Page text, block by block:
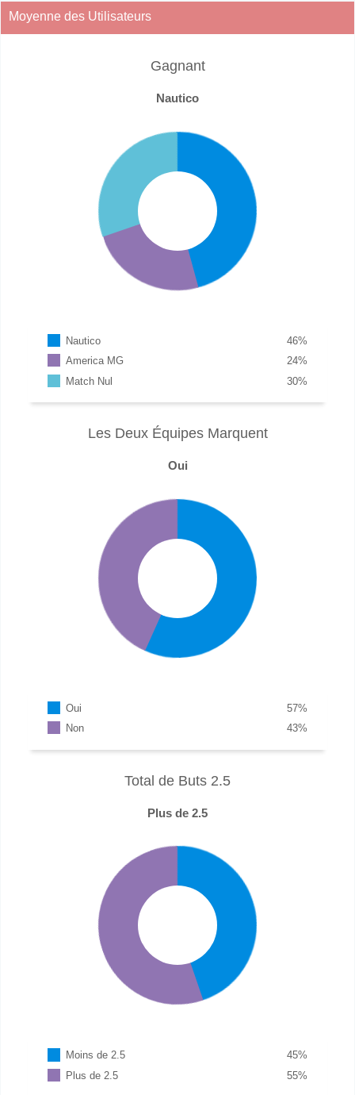
Moyenne des Utilisateurs
Gagnant
Nautico
Nautico %
46
America MG
%
24
Match Nul
%
30
Les Deux Équipes Marquent
Oui
Oui %
57
Non
%
43
Total de Buts 2.5
Plus de 2.5
Moins de 2.5 %
45
Plus de 2.5
%
55